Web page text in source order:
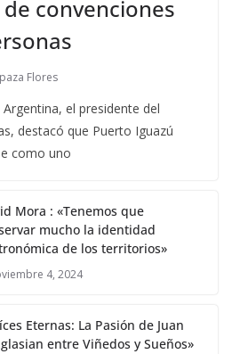
convenciones
Flores
el presidente del
destacó que Puerto Iguazú
como uno
Mora : «Tenemos que
mucho la identidad
de los territorios»
4, 2024
Eternas: La Pasión de Juan
entre Viñedos y Sueños»